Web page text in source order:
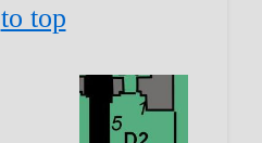
to top